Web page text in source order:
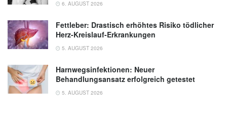
6. AUGUST 2026
Fettleber: Drastisch erhöhtes Risiko tödlicher
Herz-Kreislauf-Erkrankungen
5. AUGUST 2026
Harnwegsinfektionen: Neuer
Behandlungsansatz erfolgreich getestet
5. AUGUST 2026